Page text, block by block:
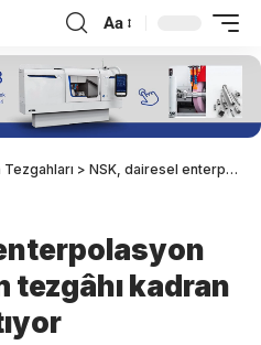
Aa
Tezgahları > NSK, dairesel enterpolasyon sırasında takım tezgâhı kadran hatalarını azaltıyor
tezgâhı kadran